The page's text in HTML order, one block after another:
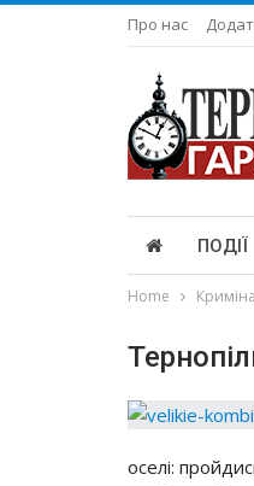
Про нас
ПОДІЇ
Home
oceлi: